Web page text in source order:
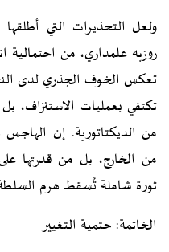
ولعل التحذيرات التي
تعكس الخوف الجذري لدى
تكتفي بعمليات الاستنزاف،
من الديكتاتورية. إن
من الخارج، بل من قدرتها
ثورة شاملة تُسقط هرم
الخاتمة: حتمية التغيير